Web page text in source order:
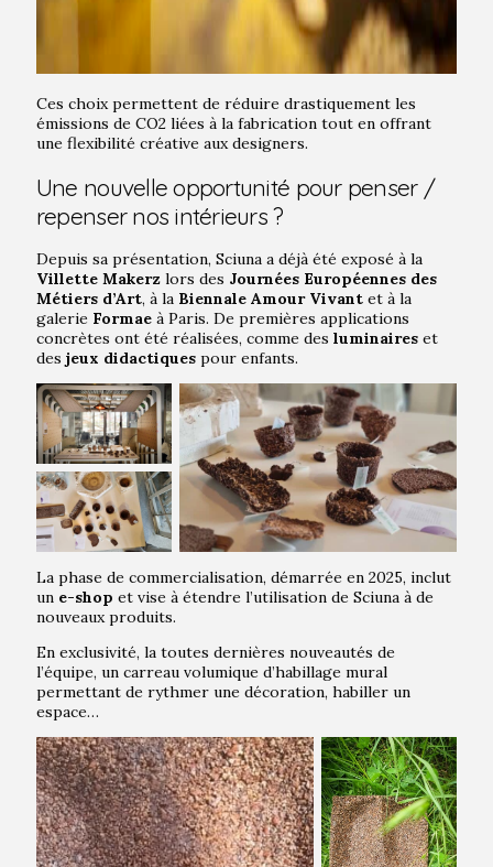
Ces choix permettent de réduire drastiquement les
émissions de CO2 liées à la fabrication tout en offrant
une flexibilité créative aux designers.
Une nouvelle opportunité pour penser /
repenser nos intérieurs ?
Depuis sa présentation, Sciuna a déjà été exposé à la
Villette Makerzlors des Journées Européennes des
Métiers d’Art, à la Biennale Amour Vivantet à la
galerie Formaeà Paris. De premières applications
concrètes ont été réalisées, comme des luminaireset
des jeux didactiquespour enfants.
La phase de commercialisation, démarrée en 2025, inclut
un e-shop et vise à étendre l’utilisation de Sciuna à de
nouveaux produits.
En exclusivité, la toutes dernières nouveautés de
l’équipe, un carreau volumique d’habillage mural
permettant de rythmer une décoration, habiller un
espace…